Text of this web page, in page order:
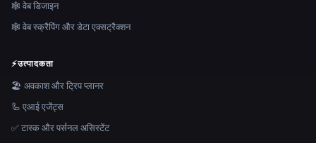
🕸 वेब डिजाइन
🕸️ वेब स्क्रैपिंग और डेटा एक्सट्रैक्शन
⚡उत्पादकता
🏖 अवकाश और ट्रिप प्लानर
🦾 एआई एजेंट्स
✅ टास्क और पर्सनल असिस्टेंट